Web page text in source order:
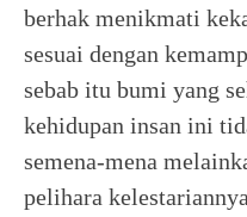
berhak menikmati
sesuai dengan
sebab itu bumi yang
kehidupan insan ini
semena-mena
pelihara